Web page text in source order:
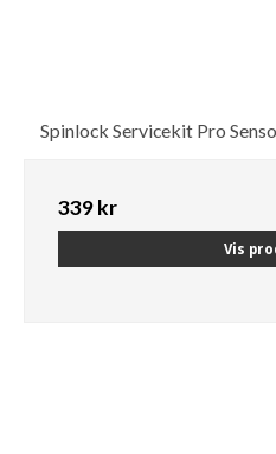
Spinlock Servicekit Pro
339 kr
Vis